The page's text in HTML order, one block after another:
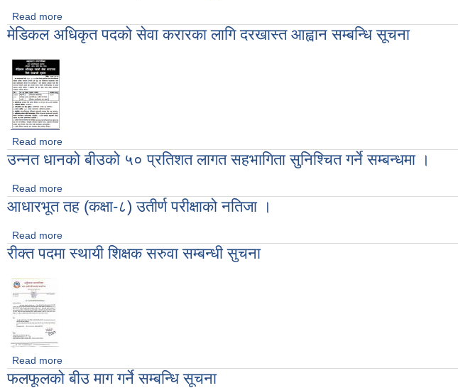
Read more
मेडिकल अधिकृत पदको सेवा करारका लागि दरखास्त आह्वान सम्बन्धि सूचना
Read more
उन्नत धानको बीउको ५० प्रतिशत लागत सहभागिता सुनिश्चित गर्ने सम्बन्धमा ।
Read more
आधारभूत तह (कक्षा-८) उतीर्ण परीक्षाको नतिजा ।
Read more
रीक्त पदमा स्थायी शिक्षक सरुवा सम्बन्धी सुचना
Read more
फलफूलको बीउ माग गर्ने सम्बन्धि सूचना